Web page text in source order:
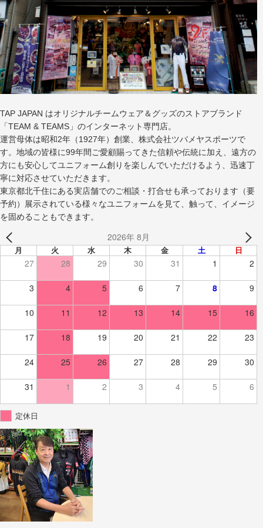
TAP JAPAN はオリジナルチームウェア＆グッズのストアブランド
「TEAM & TEAMS」のインターネット専門店。
運営母体は昭和2年（1927年）創業、株式会社ツバメヤスポーツで
す。地域の皆様に99年間ご愛顧賜ってきた信頼や伝統に加え、遠方の
方にも安心してユニフォーム創りを楽しんでいただけるよう、迅速丁
寧に対応させていただきます。
東京都北千住にある実店舗でのご相談・打合せも承っております（要
予約）展示されている様々なユニフォームを見て、触って、イメージ
を固めることもできます。
2026年 8月
月 火 水 木 金 土 日
27 28 29 30 31 1 2
3 4 5 6 7 8 9
10 11 12 13 14 15 16
17 18 19 20 21 22 23
24 25 26 27 28 29 30
31 1 2 3 4 5 6
定休日